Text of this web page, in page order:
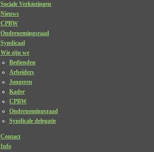
Sociale Verkiezingen
Nieuws
CPBW
Ondernemingsraad
Syndicaal
Wie zijn we
Bedienden
Arbeiders
Jongeren
Kader
CPBW
Ondernemingsraad
Syndicale delegatie
Contact
Info